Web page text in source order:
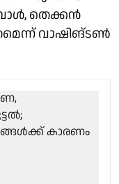
തെക്കൻ
വാഷിങ്ടൺ